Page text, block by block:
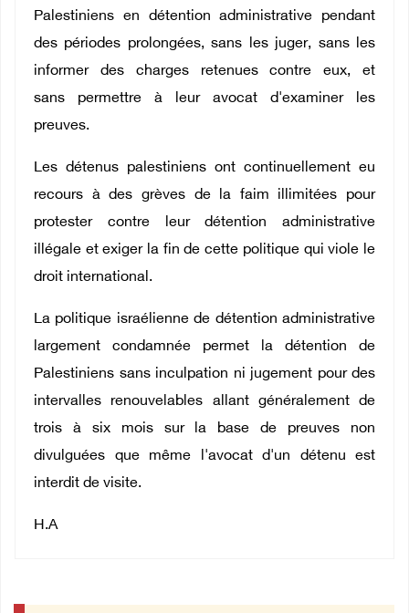
Palestiniens en détention administrative pendant
des périodes prolongées, sans les juger, sans les
informer des charges retenues contre eux, et
sans permettre à leur avocat d'examiner les
preuves.
Les détenus palestiniens ont continuellement eu
recours à des grèves de la faim illimitées pour
protester contre leur détention administrative
illégale et exiger la fin de cette politique qui viole le
droit international.
La politique israélienne de détention administrative
largement condamnée permet la détention de
Palestiniens sans inculpation ni jugement pour des
intervalles renouvelables allant généralement de
trois à six mois sur la base de preuves non
divulguées que même l'avocat d'un détenu est
interdit de visite.
H.A